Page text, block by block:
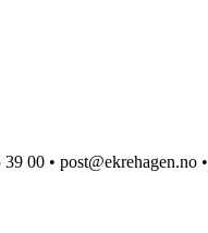
00 • post@ekrehagen.no •